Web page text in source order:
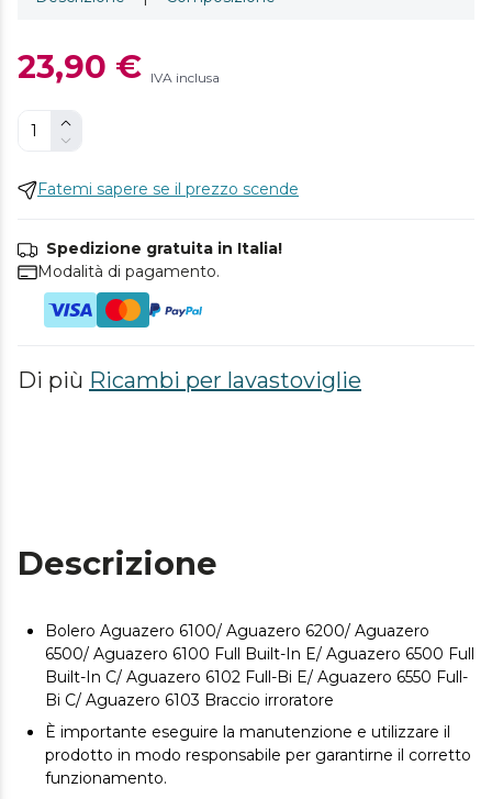
23,90 € IVA inclusa
Fatemi sapere se il prezzo scende
Spedizione gratuita in Italia!
Modalità di pagamento.
Di più Ricambi per lavastoviglie
Descrizione
Bolero Aguazero 6100/ Aguazero 6200/ Aguazero
6500/ Aguazero 6100 Full Built-In E/ Aguazero 6500 Full
Built-In C/ Aguazero 6102 Full-Bi E/ Aguazero 6550 Full-
Bi C/ Aguazero 6103 Braccio irroratore
È importante eseguire la manutenzione e utilizzare il
prodotto in modo responsabile per garantirne il corretto
funzionamento.